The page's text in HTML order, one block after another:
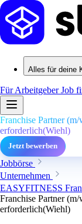
Alles für deine
Für ArbeitgeberJob
Franchise Partner
erforderlich(Wiehl)
Jetzt bewerben
Jobbörse
Unternehmen
EASYFITNESS
Franchise Partner
erforderlich(Wiehl)